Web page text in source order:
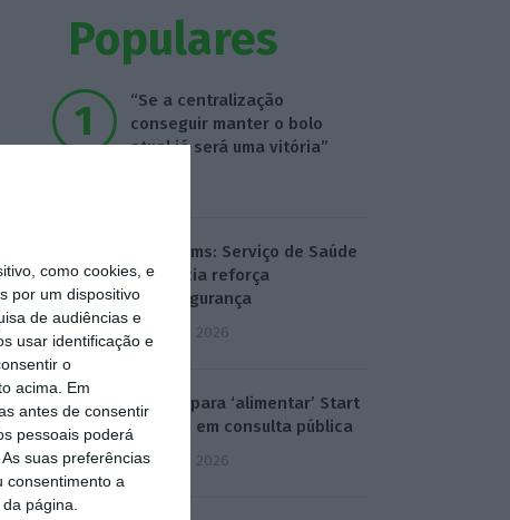
como cookies, e
por um dispositivo
de audiências e
usar identificação e
o
acima. Em
antes de consentir
pessoais poderá
suas preferências
consentimento a
página.
Populares
“Se a centralização
conseguir manter o bolo
atual já será uma vitória”
T-Systems: Serviço de Saúde
de Múrcia reforça
cibersegurança
3 Agosto 2026
Eólicas para ‘alimentar’ Start
Campus em consulta pública
3 Agosto 2026